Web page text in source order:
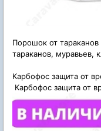
Порошок от
тараканов, муравьев,
Карбофос защита от
Карбофос защита от